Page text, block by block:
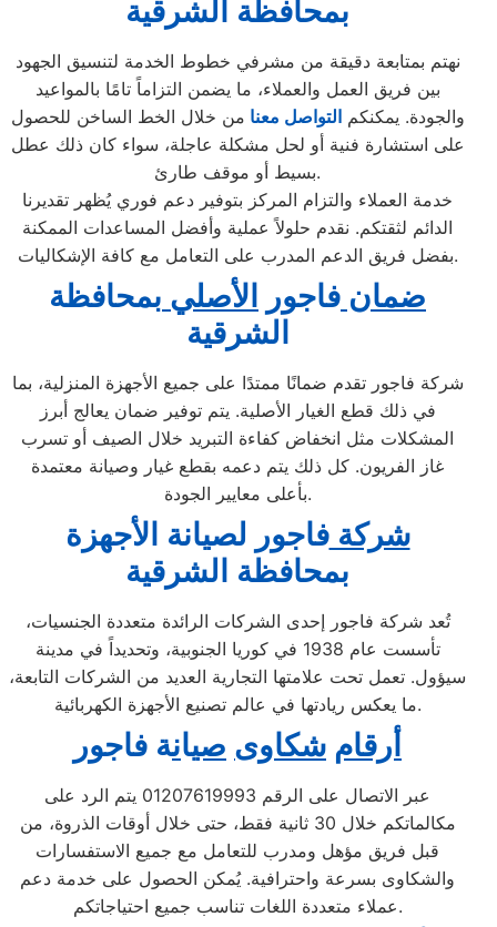
بمحافظة الشرقية
نهتم بمتابعة دقيقة من مشرفي خطوط الخدمة لتنسيق الجهود
بين فريق العمل والعملاء، ما يضمن التزاماً تامًا بالمواعيد
والجودة. يمكنكمالتواصل معنا من خلال الخط الساخن للحصول
على استشارة فنية أو لحل مشكلة عاجلة، سواء كان ذلك عطل
بسيط أو موقف طارئ.
خدمة العملاء والتزام المركز بتوفير دعم فوري يُظهر تقديرنا
الدائم لثقتكم. نقدم حلولاً عملية وأفضل المساعدات الممكنة
بفضل فريق الدعم المدرب على التعامل مع كافة الإشكاليات.
ضمان فاجور الأصلي بمحافظة
الشرقية
شركة فاجور تقدم ضمانًا ممتدًا على جميع الأجهزة المنزلية، بما
في ذلك قطع الغيار الأصلية. يتم توفير ضمان يعالج أبرز
المشكلات مثل انخفاض كفاءة التبريد خلال الصيف أو تسرب
غاز الفريون. كل ذلك يتم دعمه بقطع غيار وصيانة معتمدة
بأعلى معايير الجودة.
شركةفاجور لصيانة الجهزة
بمحافظة الشرقية
تُعد شركة فاجور إحدى الشركات الرائدة متعددة الجنسيات،
تأسست عام 1938 في كوريا الجنوبية، وتحديداً في مدينة
سيؤول. تعمل تحت علامتها التجارية العديد من الشركات التابعة،
ما يعكس ريادتها في عالم تصنيع الأجهزة الكهربائية.
أرقام شكاوى صيانة فاجور
عبر الاتصال على الرقم 01207619993 يتم الرد على
مكالماتكم خلال 30 ثانية فقط، حتى خلال أوقات الذروة، من
قبل فريق مؤهل ومدرب للتعامل مع جميع الاستفسارات
والشكاوى بسرعة واحترافية. يُمكن الحصول على خدمة دعم
عملاء متعددة اللغات تناسب جميع احتياجاتكم.